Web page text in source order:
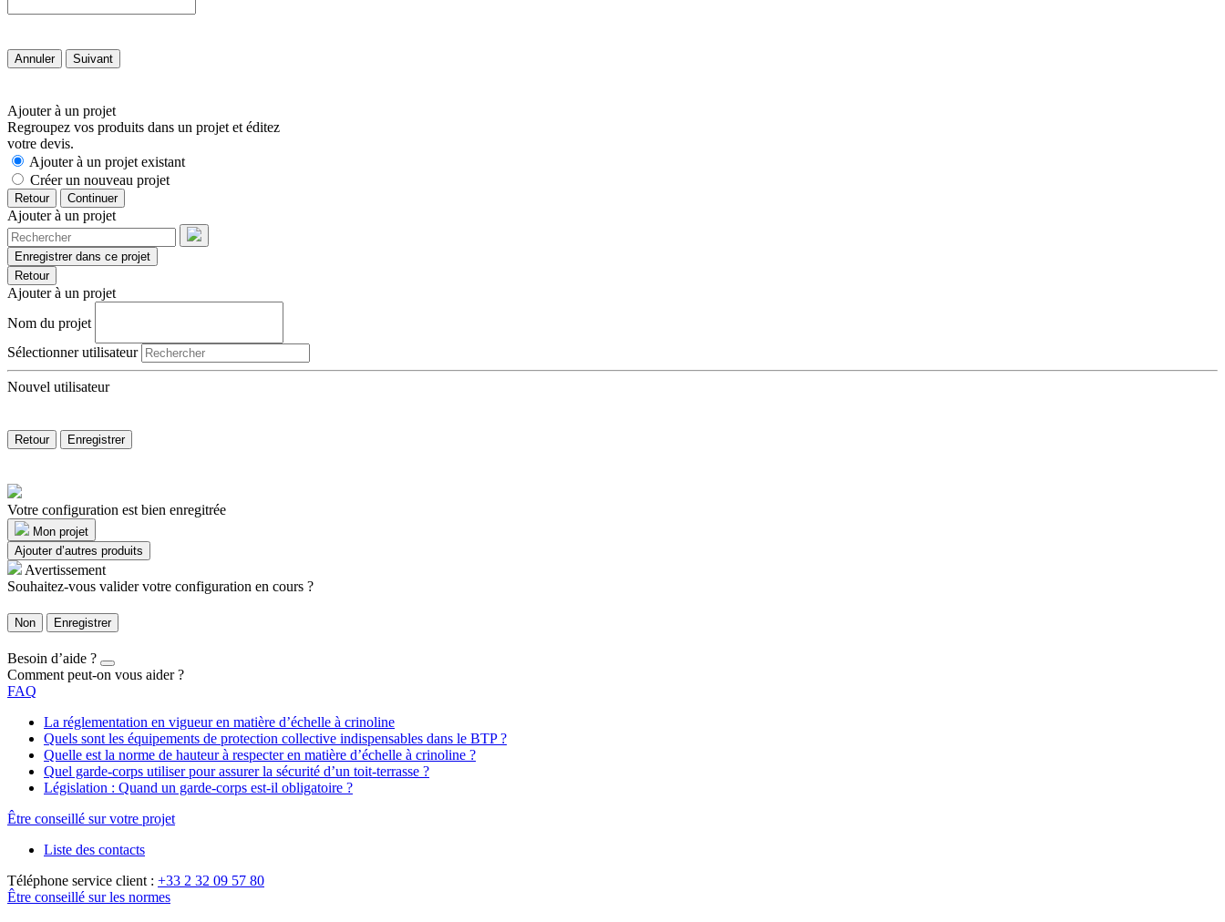
Annuler Suivant
Ajouter à un projet
Regroupez vos produits dans un projet et éditez
votre devis.
Ajouter à un projet existant
Créer un nouveau projet
Retour Continuer
Ajouter à un projet
Enregistrer dans ce projet
Retour
Ajouter à un projet
Nom du projet
Sélectionner utilisateur
Nouvel utilisateur
Retour Enregistrer
Votre configuration est bien enregitrée
Mon projet
Ajouter d’autres produits
Avertissement
Souhaitez-vous valider votre configuration en cours ?
Non Enregistrer
Besoin d’aide ?
Comment peut-on vous aider ?
FAQ
La réglementation en vigueur en matière d’échelle à crinoline
Quels sont les équipements de protection collective indispensables dans le BTP ?
Quelle est la norme de hauteur à respecter en matière d’échelle à crinoline ?
Quel garde-corps utiliser pour assurer la sécurité d’un toit-terrasse ?
Législation : Quand un garde-corps est-il obligatoire ?
Être conseillé sur votre projet
Liste des contacts
Téléphone service client : +33 2 32 09 57 80
Être conseillé sur les normes